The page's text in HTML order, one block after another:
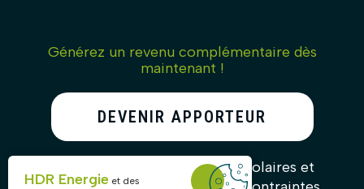
Générez un revenu complémentaire dès
maintenant !
DEVENIR APPORTEUR
D’AFFAIRES
Recommandez nos solutions solaires et
HDR Energie et des